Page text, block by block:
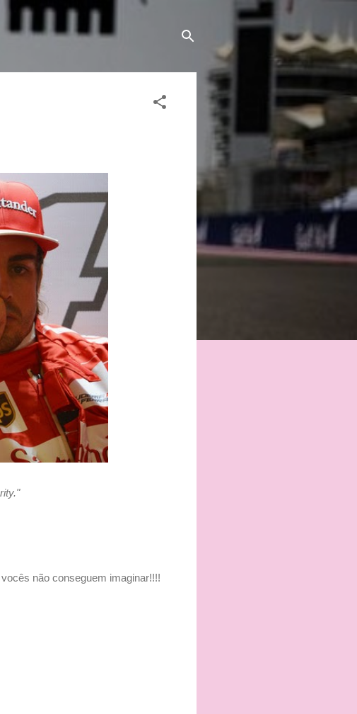
não conseguem imaginar!!!!